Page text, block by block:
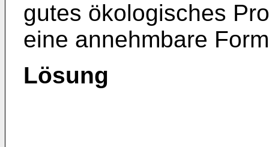
gutes ökologisches
eine annehmbare
Lösung